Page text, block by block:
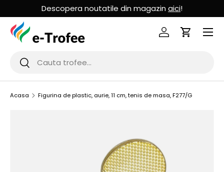
MERGI LA CONTINUT
Descopera noutatile din magazin aici!
Cauta
Cauta
Logheaza-te
Cos de
Acasa Figurina de plastic, aurie, 11 cm, tenis de masa, F277/G